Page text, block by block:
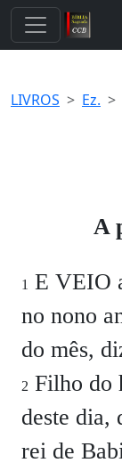
LIVROS Ez.
A
1 E VEIO
no nono
do mês,
2 Filho do
deste dia,
rei de